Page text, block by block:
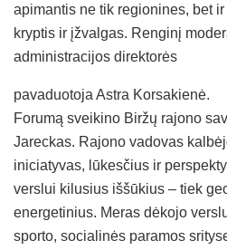
apimantis ne tik regionines, bet
kryptis ir įžvalgas. Renginį
administracijos direktorės
pavaduotoja Astra Korsakienė.
Forumą sveikino Biržų rajono
Jareckas. Rajono vadovas
iniciatyvas, lūkesčius ir
verslui kilusius iššūkius – tiek
energetinius. Meras dėkojo
sporto, socialinės paramos